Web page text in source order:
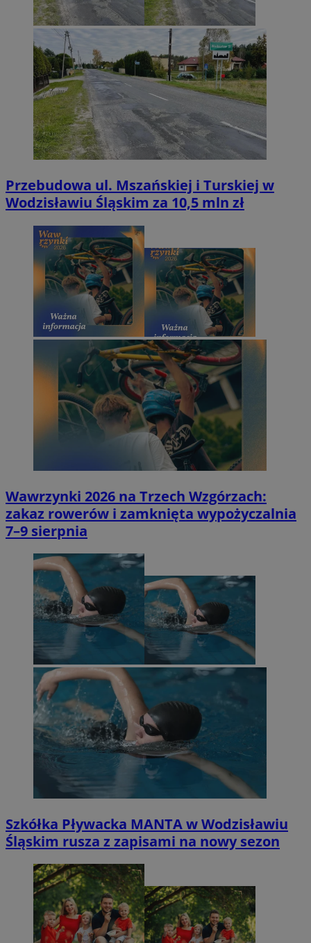
Przebudowa ul. Mszańskiej i Turskiej w
Wodzisławiu Śląskim za 10,5 mln zł
Wawrzynki 2026 na Trzech Wzgórzach:
zakaz rowerów i zamknięta wypożyczalnia
7–9 sierpnia
Szkółka Pływacka MANTA w Wodzisławiu
Śląskim rusza z zapisami na nowy sezon